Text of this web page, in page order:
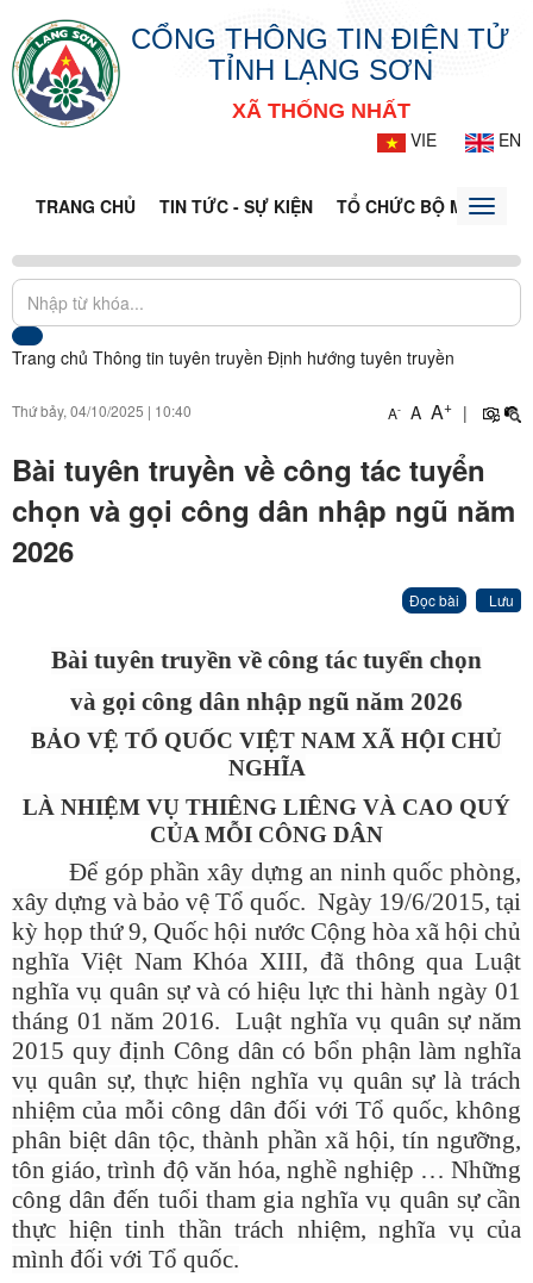
CỔNG THÔNG TIN ĐIỆN TỬ
TỈNH LẠNG SƠN
XÃ THỐNG NHẤT
VIE
EN
TRANG CHỦ TIN TỨC - SỰ KIỆN TỔ CHỨC BỘ MÁYToggle
Trang chủ Thông tin tuyên truyền Định hướng tuyên truyền
Thứ bảy, 04/10/2025 | 10:40 A- A A+ |
Bài tuyên truyền về công tác tuyển
chọn và gọi công dân nhập ngũ năm
2026
Đọc bài Lưu
Bài tuyên truyền về công tác tuyển chọn
và gọi công dân nhập ngũ năm 2026
BẢO VỆ TỔ QUỐC VIỆT NAM XÃ HỘI CHỦ
NGHĨA
LÀ NHIỆM VỤ THIÊNG LIÊNG VÀ CAO QUÝ
CỦA MỖI CÔNG DÂN
Để góp phần xây dựng an ninh quốc phòng,
xây dựng và bảo vệ Tổ quốc. Ngày 19/6/2015, tại
kỳ họp thứ 9, Quốc hội nước Cộng hòa xã hội chủ
nghĩa Việt Nam Khóa XIII, đã thông qua Luật
nghĩa vụ quân sự và có hiệu lực thi hành ngày 01
tháng 01 năm 2016. Luật nghĩa vụ quân sự năm
2015 quy định Công dân có bổn phận làm nghĩa
vụ quân sự, thực hiện nghĩa vụ quân sự là trách
nhiệm của mỗi công dân đối với Tổ quốc, không
phân biệt dân tộc, thành phần xã hội, tín ngưỡng,
tôn giáo, trình độ văn hóa, nghề nghiệp … Những
công dân đến tuổi tham gia nghĩa vụ quân sự cần
thực hiện tinh thần trách nhiệm, nghĩa vụ của
mình đối với Tổ quốc.